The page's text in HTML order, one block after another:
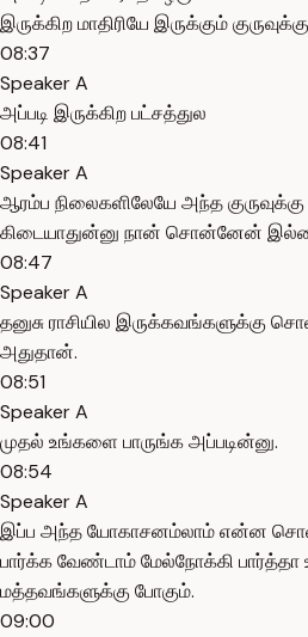
இருக்கிற மாதிரியே இருக்கும்
08:37
Speaker A
அப்படி இருக்கிற பட்சத்துல
08:41
Speaker A
ஆரம்ப நிலைகளிலேயே அந்த
கிடையாதுன்னு நான் சொன்னேன்
08:47
Speaker A
தனுசு ராசியில இருக்கவங்களுக்கு
அதுதான்.
08:51
Speaker A
முதல் உங்களை பாருங்க அப்படின்னு.
08:54
Speaker A
இப்ப அந்த யோகாசனம்லாம் என்ன
பார்க்க வேண்டாம் மேல்நோக்கி
மத்தவங்களுக்கு போகும்.
09:00